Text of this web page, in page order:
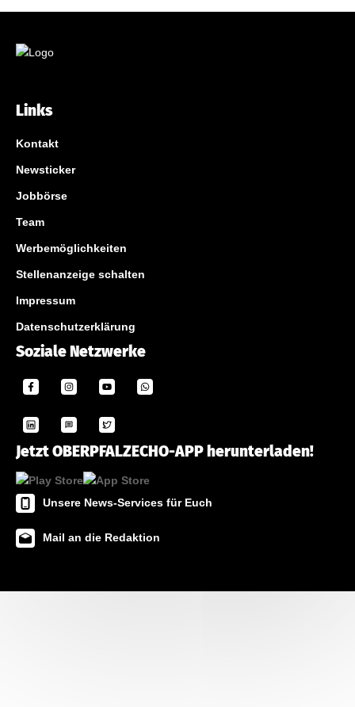
Links
Kontakt
Newsticker
Jobbörse
Team
Werbemöglichkeiten
Stellenanzeige schalten
Impressum
Datenschutzerklärung
Soziale Netzwerke
Jetzt OBERPFALZECHO-APP herunterladen!
Unsere News-Services für Euch
Mail an die Redaktion